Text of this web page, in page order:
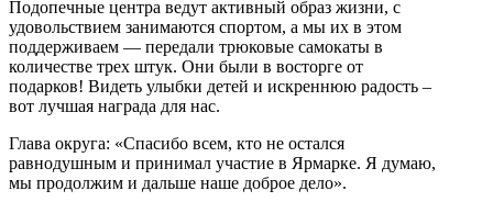
Подопечные центра ведут активный образ жизни, с
удовольствием занимаются спортом, а мы их в этом
поддерживаем — передали трюковые самокаты в
количестве трех штук. Они были в восторге от
подарков! Видеть улыбки детей и искреннюю радость –
вот лучшая награда для нас.
Глава округа: «Спасибо всем, кто не остался
равнодушным и принимал участие в Ярмарке. Я думаю,
мы продолжим и дальше наше доброе дело».